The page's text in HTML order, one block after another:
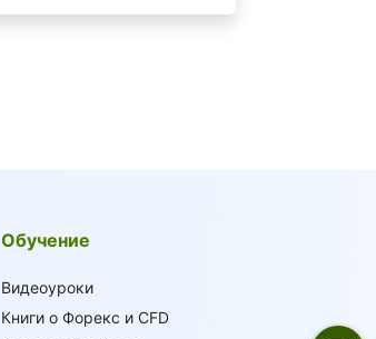
Обучение
Видеоуроки
Книги о Форекс и CFD